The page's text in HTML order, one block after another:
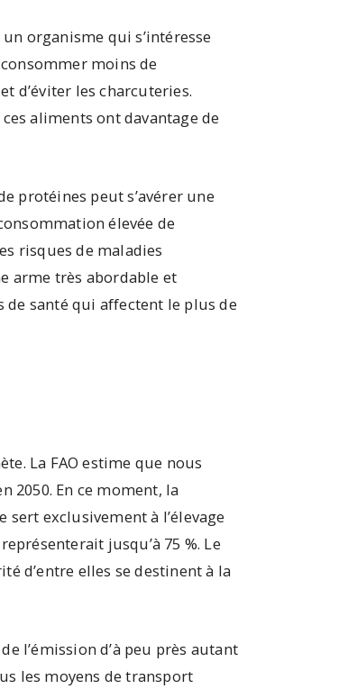
organisme qui s’intéresse
moins de
d’éviter les charcuteries.
aliments ont davantage de
protéines peut s’avérer une
élevée de
risques de maladies
arme très abordable et
de santé qui affectent le plus de
La FAO estime que nous
2050. En ce moment, la
exclusivement à l’élevage
jusqu’à 75 %. Le
d’entre elles se destinent à la
l’émission d’à peu près autant
les moyens de transport